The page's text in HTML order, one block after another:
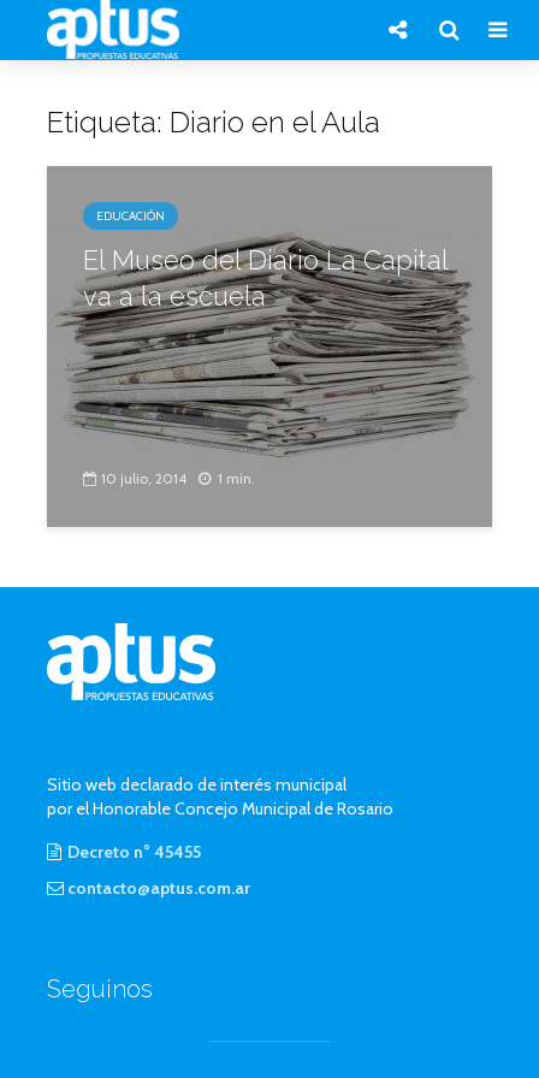
Etiqueta: Diario en el Aula
EDUCACIÓN
El Museo del Diario La Capital
va a la escuela
10 julio, 2014 1 min.
Sitio web declarado de interés municipal
por el Honorable Concejo Municipal de Rosario
Decreto n° 45455
contacto@aptus.com.ar
Seguinos